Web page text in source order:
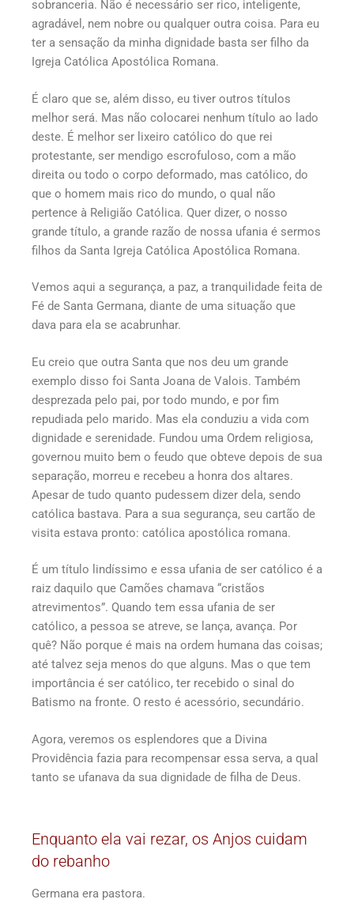
sobranceria. Não é necessário ser rico, inteligente,
agradável, nem nobre ou qualquer outra coisa. Para eu
ter a sensação da minha dignidade basta ser filho da
Igreja Católica Apostólica Romana.
É claro que se, além disso, eu tiver outros títulos
melhor será. Mas não colocarei nenhum título ao lado
deste. É melhor ser lixeiro católico do que rei
protestante, ser mendigo escrofuloso, com a mão
direita ou todo o corpo deformado, mas católico, do
que o homem mais rico do mundo, o qual não
pertence à Religião Católica. Quer dizer, o nosso
grande título, a grande razão de nossa ufania é sermos
filhos da Santa Igreja Católica Apostólica Romana.
Vemos aqui a segurança, a paz, a tranquilidade feita de
Fé de Santa Germana, diante de uma situação que
dava para ela se acabrunhar.
Eu creio que outra Santa que nos deu um grande
exemplo disso foi Santa Joana de Valois. Também
desprezada pelo pai, por todo mundo, e por fim
repudiada pelo marido. Mas ela conduziu a vida com
dignidade e serenidade. Fundou uma Ordem religiosa,
governou muito bem o feudo que obteve depois de sua
separação, morreu e recebeu a honra dos altares.
Apesar de tudo quanto pudessem dizer dela, sendo
católica bastava. Para a sua segurança, seu cartão de
visita estava pronto: católica apostólica romana.
É um título lindíssimo e essa ufania de ser católico é a
raiz daquilo que Camões chamava “cristãos
atrevimentos”. Quando tem essa ufania de ser
católico, a pessoa se atreve, se lança, avança. Por
quê? Não porque é mais na ordem humana das coisas;
até talvez seja menos do que alguns. Mas o que tem
importância é ser católico, ter recebido o sinal do
Batismo na fronte. O resto é acessório, secundário.
Agora, veremos os esplendores que a Divina
Providência fazia para recompensar essa serva, a qual
tanto se ufanava da sua dignidade de filha de Deus.
Enquanto ela vai rezar, os Anjos cuidam
do rebanho
Germana era pastora.